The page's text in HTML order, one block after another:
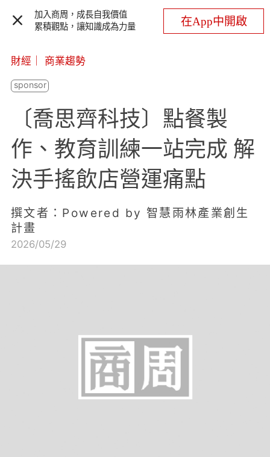
加入商周，成長自我價值
累積觀點，讓知識成為力量
在App中開啟
財經 商業趨勢
〔喬思齊科技〕點餐製
作、教育訓練一站完成 解
決手搖飲店營運痛點
撰文者：Powered by 智慧雨林產業創生
計畫
2026/05/29